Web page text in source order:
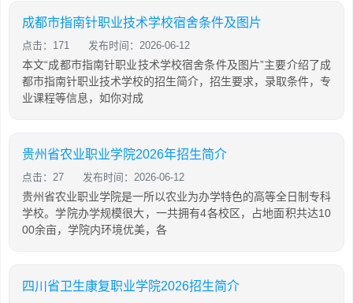
成都市指南针职业技术学校宿舍条件及图片
点击：171 发布时间：2026-06-12
本文“成都市指南针职业技术学校宿舍条件及图片”主要介绍了成
都市指南针职业技术学校的招生简介，招生要求，录取条件，专
业课程等信息，如你对成
贵州省农业职业学院2026年招生简介
点击：27 发布时间：2026-06-12
贵州省农业职业学院是一所以农业为办学特色的高等全日制专科
学校。学院办学规模很大，一共拥有4各校区，占地面积共达10
00余亩，学院内环境优美，各
四川省卫生康复职业学院2026招生简介